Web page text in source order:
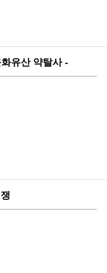
유산 약탈사 -